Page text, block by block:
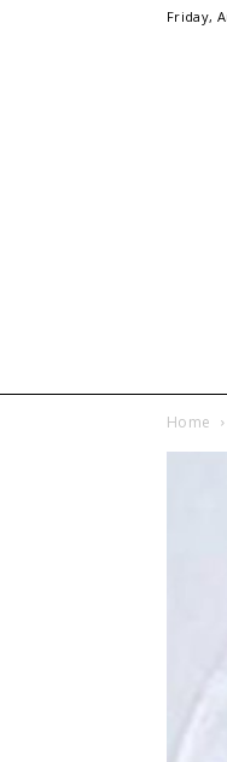
Friday,
Home